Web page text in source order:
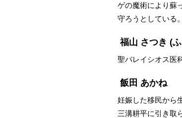
ゲの魔術により蘇
守ろうとしている。
福山 さつき (
聖バレイシオス医
飯田 あかね
妊娠した移民から
三溝耕平に引き取